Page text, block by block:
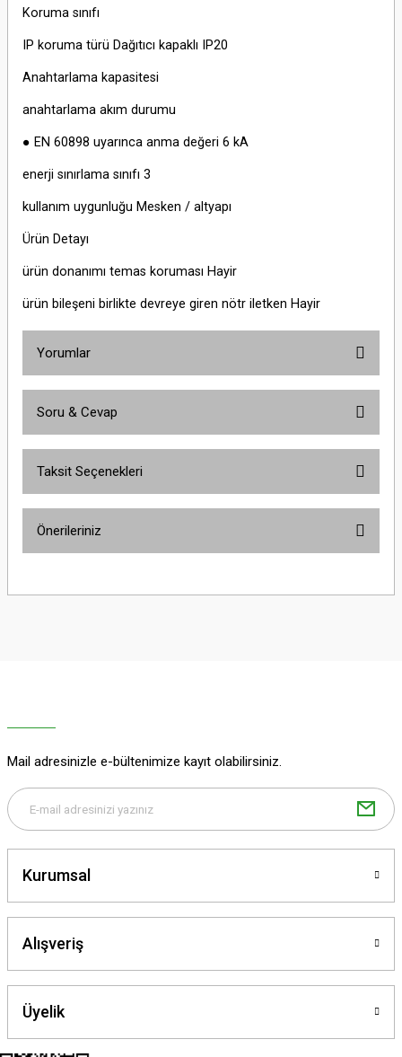
Koruma sınıfı
IP koruma türü Dağıtıcı kapaklı IP20
Anahtarlama kapasitesi
anahtarlama akım durumu
● EN 60898 uyarınca anma değeri 6 kA
enerji sınırlama sınıfı 3
kullanım uygunluğu Mesken / altyapı
Ürün Detayı
ürün donanımı temas koruması Hayir
ürün bileşeni birlikte devreye giren nötr iletken Hayir
Yorumlar
Soru & Cevap
Taksit Seçenekleri
Önerileriniz
yetersiz gördüğünüz noktaları öneri formunu kullanarak tarafımıza
Bu ürüne benzer farklı alternatifler olmalı.
Mail adresinizle e-bültenimize kayıt olabilirsiniz.
Kurumsal
Alışveriş
Üyelik